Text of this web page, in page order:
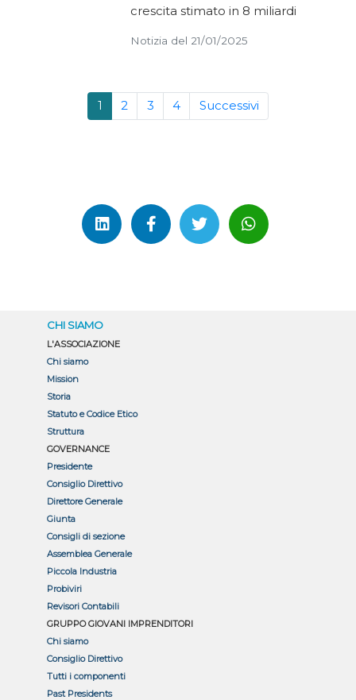
crescita stimato in 8 miliardi
Notizia del 21/01/2025
1 2 3 4 Successivi
CHI SIAMO
L'ASSOCIAZIONE
Chi siamo
Mission
Storia
Statuto e Codice Etico
Struttura
GOVERNANCE
Presidente
Consiglio Direttivo
Direttore Generale
Giunta
Consigli di sezione
Assemblea Generale
Piccola Industria
Probiviri
Revisori Contabili
GRUPPO GIOVANI IMPRENDITORI
Chi siamo
Consiglio Direttivo
Tutti i componenti
Past Presidents